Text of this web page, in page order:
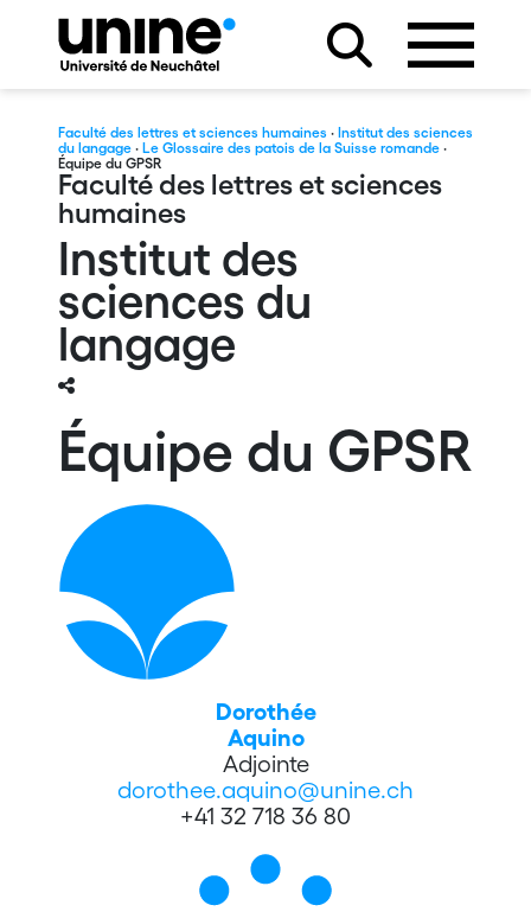
Faculté des lettres et sciences humaines · Institut des sciences
du langage· Le Glossaire des patois de la Suisse romande·
Équipe du GPSR
Faculté des lettres et sciences
humaines
Institut des
sciences du
langage
Équipe du GPSR
Dorothée
Aquino
Adjointe
dorothee.aquino@unine.ch
+41 32 718 36 80